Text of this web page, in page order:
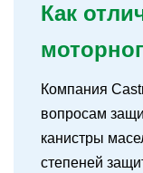
Как
Компания
вопросам
канистры
степеней